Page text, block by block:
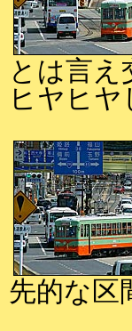
とは言
ヒヤヒヤ
先的な区